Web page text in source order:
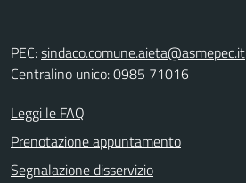
PEC:sindaco.comune.aieta@asmepec.it
Centralino unico: 0985 71016
Leggi le FAQ
Prenotazione appuntamento
Segnalazione disservizio